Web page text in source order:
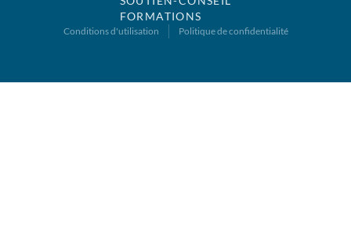
FORMATIONS
Conditions d'utilisation Politique de confidentialité